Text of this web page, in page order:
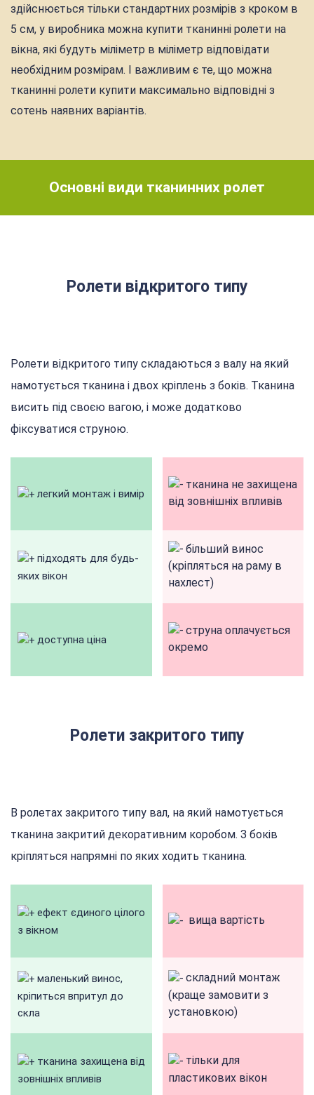
здійснюється тільки стандартних розмірів з кроком в
5 см, у виробника можна купити тканинні ролети на
вікна, які будуть міліметр в міліметр відповідати
необхідним розмірам. І важливим є те, що можна
тканинні ролети купити максимально відповідні з
сотень наявних варіантів.
Основні види тканинних ролет
Ролети відкритого типу
Ролети відкритого типу складаються з валу на який
намотується тканина і двох кріплень з боків. Тканина
висить під своєю вагою, і може додатково
фіксуватися струною.
легкий монтаж і вимір
тканина не захищена
від зовнішніх впливів
підходять для будь-
яких вікон
більший винос
(кріпляться на раму в
нахлест)
доступна ціна
струна оплачується
окремо
Ролети закритого типу
В ролетах закритого типу вал, на який намотується
тканина закритий декоративним коробом. З боків
кріпляться напрямні по яких ходить тканина.
ефект єдиного цілого
з вікном
вища вартість
маленький винос,
кріпиться впритул до
скла
складний монтаж
(краще замовити з
установкою)
тканина захищена від
зовнішніх впливів
тільки для
пластикових вікон